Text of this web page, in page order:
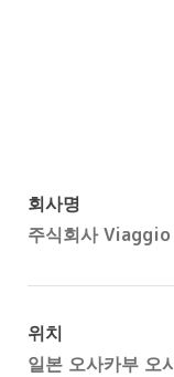
회사명
주식회사 Viaggio
위치
일본 오사카부 오